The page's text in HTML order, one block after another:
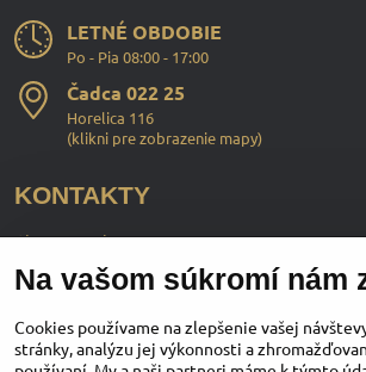
LETNÉ OBDOBIE
Po - Pia 08:00 - 17:00
Čadca 022 25
Horelica 116
(klikni pre zobrazenie mapy)
KONTAKTY
ChopperStyle s.r.o.
Ing. Martin Murčo
+421 911 364 555
Na vašom súkromí nám
Cookies používame na zlepšenie vašej
stránky, analýzu jej výkonnosti a